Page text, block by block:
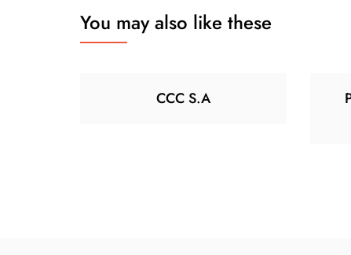
You may also like these
CCC S.A